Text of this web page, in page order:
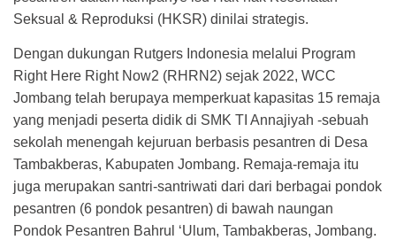
Seksual & Reproduksi (HKSR) dinilai strategis.
Dengan dukungan Rutgers Indonesia melalui Program
Right Here Right Now2 (RHRN2) sejak 2022, WCC
Jombang telah berupaya memperkuat kapasitas 15 remaja
yang menjadi peserta didik di SMK TI Annajiyah -sebuah
sekolah menengah kejuruan berbasis pesantren di Desa
Tambakberas, Kabupaten Jombang. Remaja-remaja itu
juga merupakan santri-santriwati dari dari berbagai pondok
pesantren (6 pondok pesantren) di bawah naungan
Pondok Pesantren Bahrul ‘Ulum, Tambakberas, Jombang.